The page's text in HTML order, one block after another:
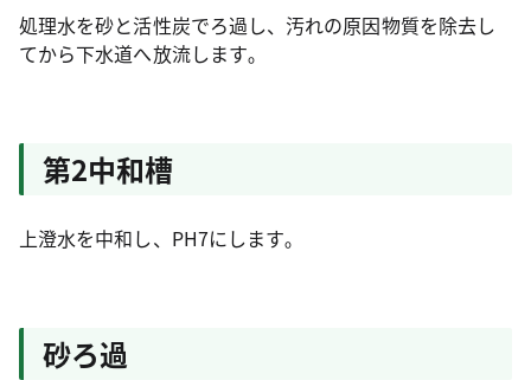
処理水を砂と活性炭でろ過し、汚れの原因物質を除去し
てから下水道へ放流します｡
第2中和槽
上澄水を中和し、PH7にします｡
砂ろ過